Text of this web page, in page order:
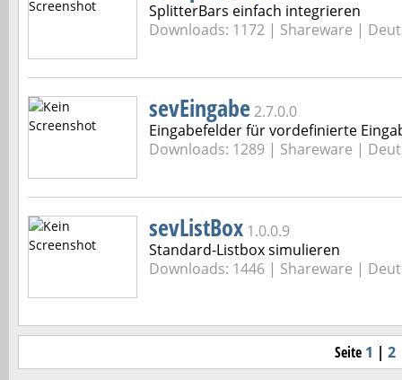
SplitterBars einfach integrieren
Downloads: 1172 | Shareware |
sevEingabe 2.7.0.0
Eingabefelder für vordefinierte
Downloads: 1289 | Shareware |
sevListBox 1.0.0.9
Standard-Listbox simulieren
Downloads: 1446 | Shareware |
Seite 1 |2